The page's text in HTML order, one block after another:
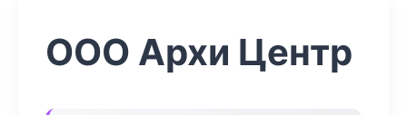
ООО Архи Центр